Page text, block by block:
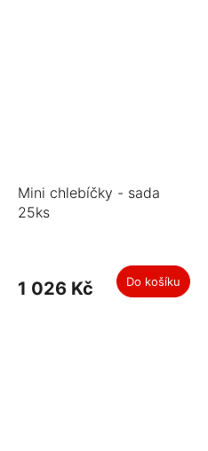
Mini chlebíčky - sada
25ks
1 026 Kč Do košíku